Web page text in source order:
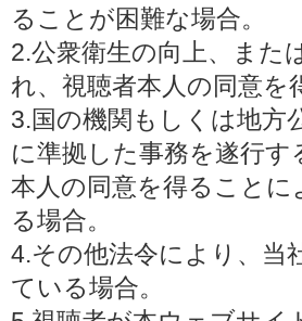
ることが困難な場合。
2.公衆衛生の向上、また
れ、視聴者本人の同意
3.国の機関もしくは地方
に準拠した事務を遂行
本人の同意を得ること
る場合。
4.その他法令により、当
ている場合。